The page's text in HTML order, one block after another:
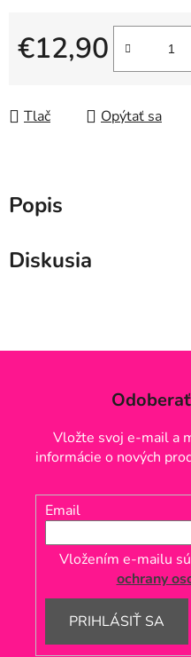
€12,90
Jednotková cena:
Tlač Opýtať sa
Popis
Diskusia
Vložte svoj e-mail a
informácie o nových
Email
Vložením e-mailu
ochrany
PRIHLÁSIŤ SA